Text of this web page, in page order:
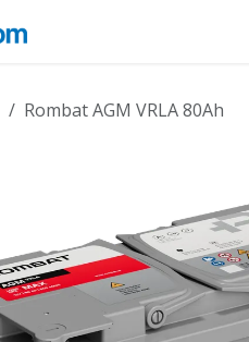
Rombat AGM VRLA 80Ah